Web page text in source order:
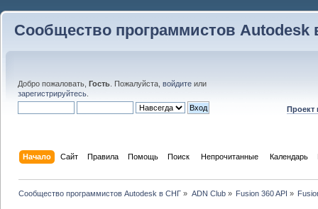
Сообщество программистов Autodesk
Добро пожаловать, Гость . Пожалуйста, войдите или
зарегистрируйтесь
Проект
Начало Сайт Правила Помощь Поиск Непрочитанные Календарь
Сообщество программистов Autodesk в СНГ » ADN Club» Fusion 360 API »